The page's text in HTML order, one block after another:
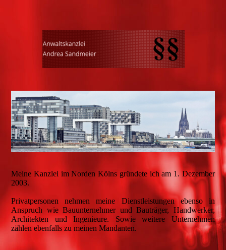
Meine Kanzlei im Norden Kölns gründete ich am 1. Dezember
2003.
Privatpersonen nehmen meine Dienstleistungen ebenso in
Anspruch wie Bauunternehmer und Bauträger, Handwerker,
Architekten und Ingenieure. Sowie weitere Unternehmen
zählen ebenfalls zu meinen Mandanten.